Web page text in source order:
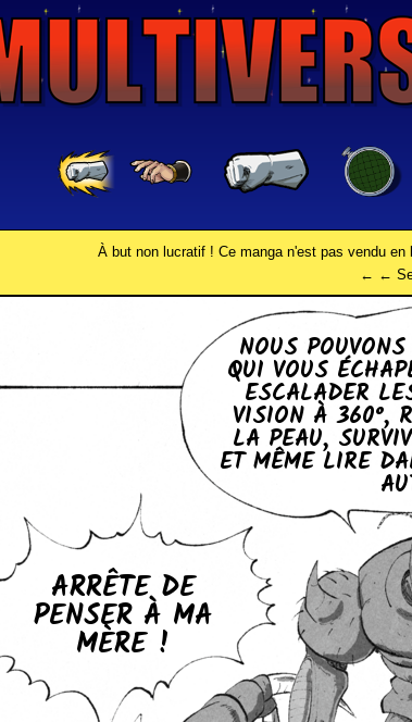
À but non lucratif ! Ce manga n'est pas vendu
← ←
NOUS
QUI VOUS
ES­CA­LA­DER
VISION À 360°,
LA PEAU,
ET MÊME LIRE
ARRÊTE DE
PENSER À MA
MÈRE !